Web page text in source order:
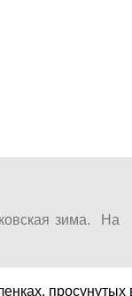
зима. На
просунутых